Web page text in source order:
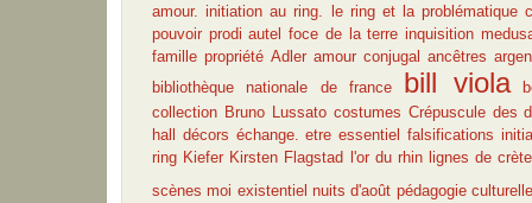
amour.
initiation au ring. le ring et la problématique
pouvoir prodi autel foce de la terre inquisition
famille propriété Adler amour conjugal ancêtres
bibliothèque nationale de france
bill viola
collection Bruno Lussato costumes Crépuscule des
hall
décors échange. etre essentiel falsifications
ring Kiefer Kirsten Flagstad l'or du rhin lignes de crète
scènes moi existentiel nuits d'août pédagogie culturelle